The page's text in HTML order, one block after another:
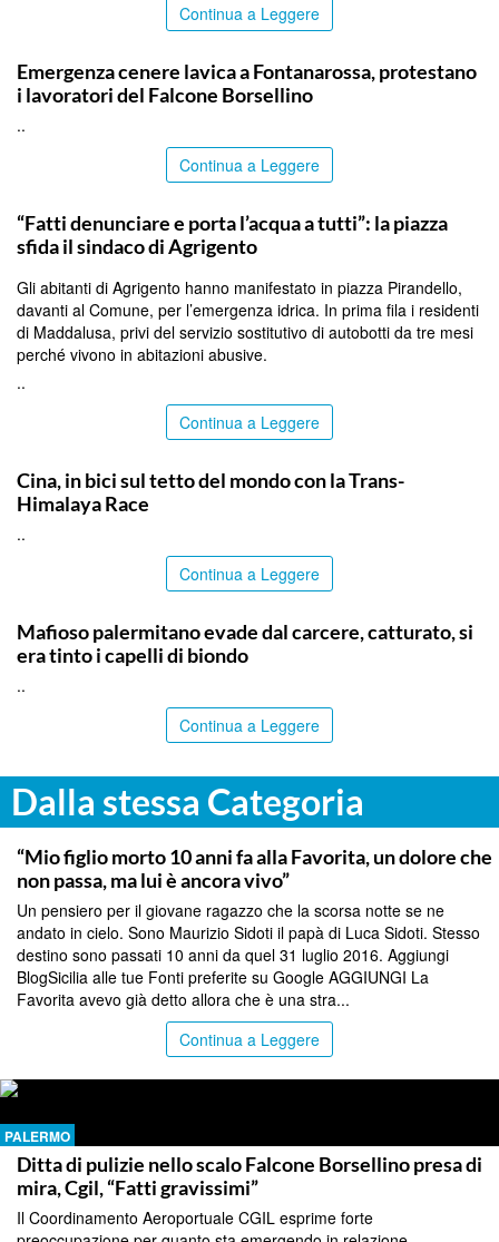
Continua a Leggere
Emergenza cenere lavica a Fontanarossa, protestano
i lavoratori del Falcone Borsellino
..
Continua a Leggere
“Fatti denunciare e porta l’acqua a tutti”: la piazza
sfida il sindaco di Agrigento
Gli abitanti di Agrigento hanno manifestato in piazza Pirandello,
davanti al Comune, per l’emergenza idrica. In prima fila i residenti
di Maddalusa, privi del servizio sostitutivo di autobotti da tre mesi
perché vivono in abitazioni abusive.
..
Continua a Leggere
Cina, in bici sul tetto del mondo con la Trans-
Himalaya Race
..
Continua a Leggere
Mafioso palermitano evade dal carcere, catturato, si
era tinto i capelli di biondo
..
Continua a Leggere
Dalla stessa Categoria
PALERMO
“Mio figlio morto 10 anni fa alla Favorita, un dolore che
non passa, ma lui è ancora vivo”
Un pensiero per il giovane ragazzo che la scorsa notte se ne
andato in cielo. Sono Maurizio Sidoti il papà di Luca Sidoti. Stesso
destino sono passati 10 anni da quel 31 luglio 2016. Aggiungi
BlogSicilia alle tue Fonti preferite su Google AGGIUNGI La
Favorita avevo già detto allora che è una stra...
Continua a Leggere
PALERMO
Ditta di pulizie nello scalo Falcone Borsellino presa di
mira, Cgil, “Fatti gravissimi”
Il Coordinamento Aeroportuale CGIL esprime forte